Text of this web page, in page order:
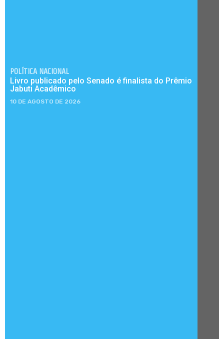
POLÍTICA NACIONAL
Livro publicado pelo Senado é finalista do Prêmio
Jabuti Acadêmico
10 DE AGOSTO DE 2026